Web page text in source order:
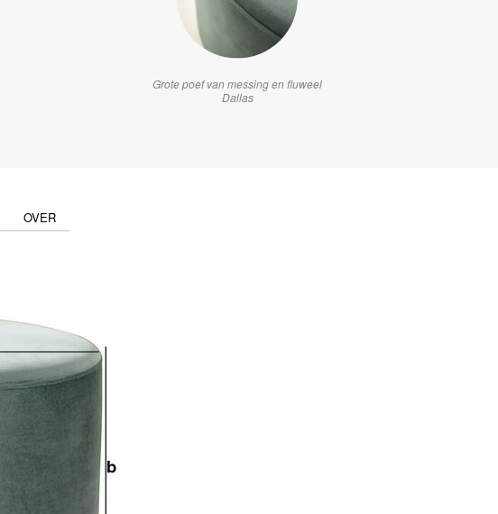
Grote poef van messing en fluweel
Dallas
OVER